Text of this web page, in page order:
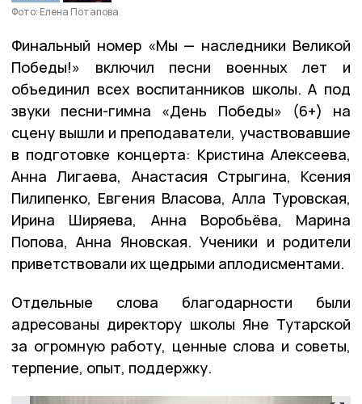
Фото: Елена Потапова
Финальный номер «Мы — наследники Великой
Победы!» включил песни военных лет и
объединил всех воспитанников школы. А под
звуки песни-гимна «День Победы» (6+) на
сцену вышли и преподаватели, участвовавшие
в подготовке концерта: Кристина Алексеева,
Анна Лигаева, Анастасия Стрыгина, Ксения
Пилипенко, Евгения Власова, Алла Туровская,
Ирина Ширяева, Анна Воробьёва, Марина
Попова, Анна Яновская. Ученики и родители
приветствовали их щедрыми аплодисментами.
Отдельные слова благодарности были
адресованы директору школы Яне Тутарской
за огромную работу, ценные слова и советы,
терпение, опыт, поддержку.